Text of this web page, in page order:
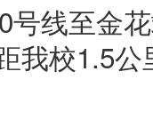
线至金
我校1.5